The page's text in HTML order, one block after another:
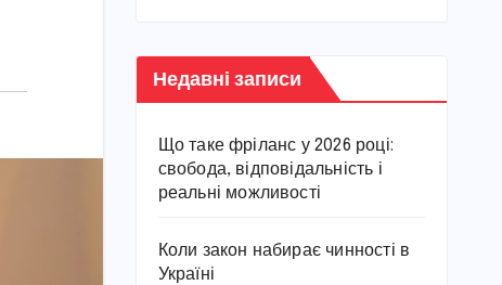
Недавні записи
Що таке фріланс у 2026 році:
свобода, відповідальність і
реальні можливості
Коли закон набирає чинності в
Україні